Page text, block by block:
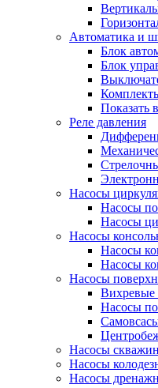
Автоматика и
Блок
Блок
Показать
Реле давления
Насосы
Насосы
Насосы
Насосы
Насосы
Насосы
Насосы
Вихревые
Насосы
Насосы
Насосы
Насосы